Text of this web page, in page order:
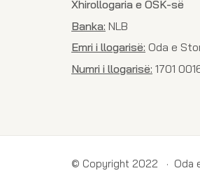
Xhirollogaria e OSK-së
Banka: NLB
Emri i llogarisë: Oda e
Numri i llogarisë: 1701
© Copyright 2022 · Oda